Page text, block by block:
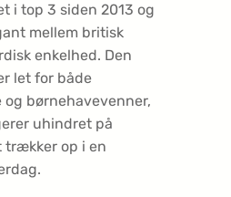
i top 3 siden 2013 og
mellem britisk
enkelhed. Den
let for både
børnehavevenner,
uhindret på
trækker op i en